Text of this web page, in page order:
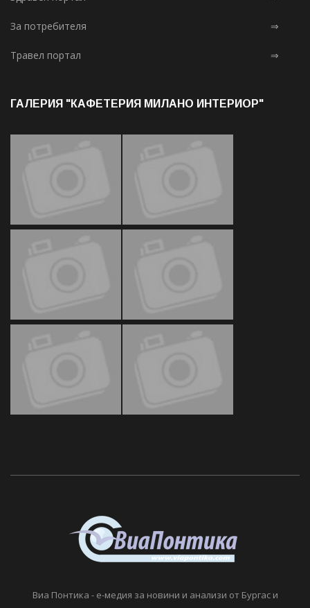
За потребителя ⇒
Травел портал ⇒
ГАЛЕРИЯ "КАФЕТЕРИЯ МИЛАНО ИНТЕРИОР"
Виа Понтика - е-медия за новини и анализи от Бургас и